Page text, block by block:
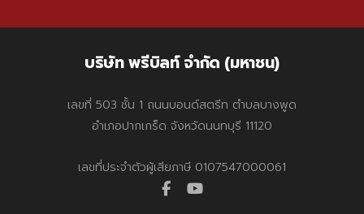
บริษัท พรีบิลท์ จำกัด (มหาชน)
เลขที่ 503 ชั้น 1 ถนนบอนด์สตรีท ตำบลบางพูด
อำเภอปากเกร็ด จังหวัดนนทบุรี 11120
เลขที่ประจำตัวผู้เสียภาษี 0107547000061
facebookyoutube